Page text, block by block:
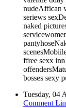
nudeAffican
seriews
naked
ffree sexx
bosses sexy
Tuesday, 04
Comment